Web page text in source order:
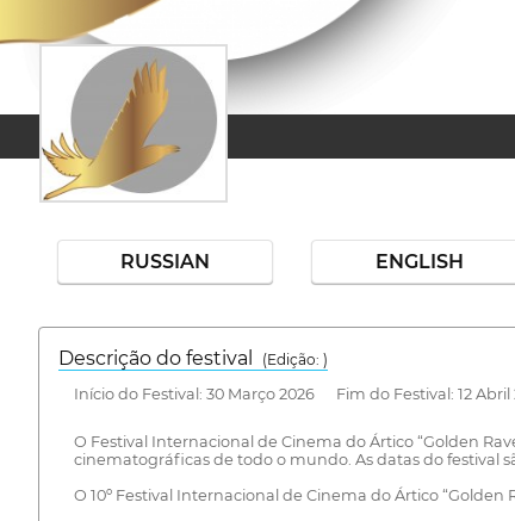
RUSSIAN ENGLISH
Descrição do festival
(Edição: )
Início do Festival: 30 Março 2026 Fim do Festival: 12 Abril
O Festival Internacional de Cinema do Ártico “Golden
cinematográficas de todo o mundo. As datas do festival
O 10º Festival Internacional de Cinema do Ártico “Golden